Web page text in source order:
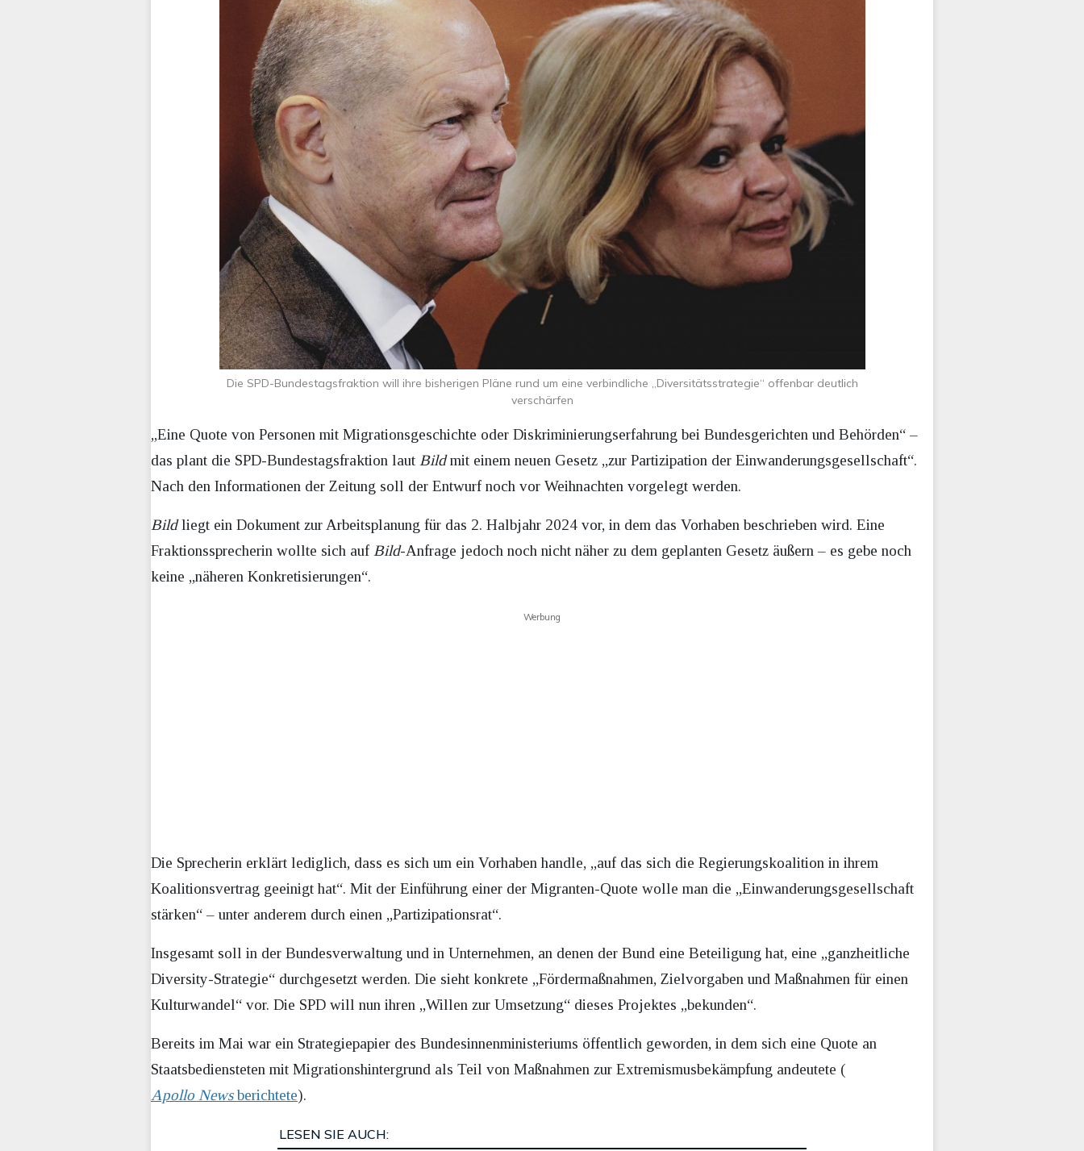
Die SPD-Bundestagsfraktion will ihre bisherigen Pläne rund um eine verbindliche „Diversitätsstrategie“ offenbar deutlich
verschärfen
„Eine Quote von Personen mit Migrationsgeschichte oder Diskriminierungserfahrung bei Bundesgerichten und Behörden“ –
das plant die SPD-Bundestagsfraktion laut Bildmit einem neuen Gesetz „zur Partizipation der Einwanderungsgesellschaft“.
Nach den Informationen der Zeitung soll der Entwurf noch vor Weihnachten vorgelegt werden.
Bildliegt ein Dokument zur Arbeitsplanung für das 2. Halbjahr 2024 vor, in dem das Vorhaben beschrieben wird. Eine
Fraktionssprecherin wollte sich auf Bild-Anfrage jedoch noch nicht näher zu dem geplanten Gesetz äußern – es gebe noch
keine „näheren Konkretisierungen“.
Werbung
Die Sprecherin erklärt lediglich, dass es sich um ein Vorhaben handle, „auf das sich die Regierungskoalition in ihrem
Koalitionsvertrag geeinigt hat“. Mit der Einführung einer der Migranten-Quote wolle man die „Einwanderungsgesellschaft
stärken“ – unter anderem durch einen „Partizipationsrat“.
Insgesamt soll in der Bundesverwaltung und in Unternehmen, an denen der Bund eine Beteiligung hat, eine „ganzheitliche
Diversity-Strategie“ durchgesetzt werden. Die sieht konkrete „Fördermaßnahmen, Zielvorgaben und Maßnahmen für einen
Kulturwandel“ vor. Die SPD will nun ihren „Willen zur Umsetzung“ dieses Projektes „bekunden“.
Bereits im Mai war ein Strategiepapier des Bundesinnenministeriums öffentlich geworden, in dem sich eine Quote an
Staatsbediensteten mit Migrationshintergrund als Teil von Maßnahmen zur Extremismusbekämpfung andeutete (
Apollo Newsberichtete).
LESEN SIE AUCH: